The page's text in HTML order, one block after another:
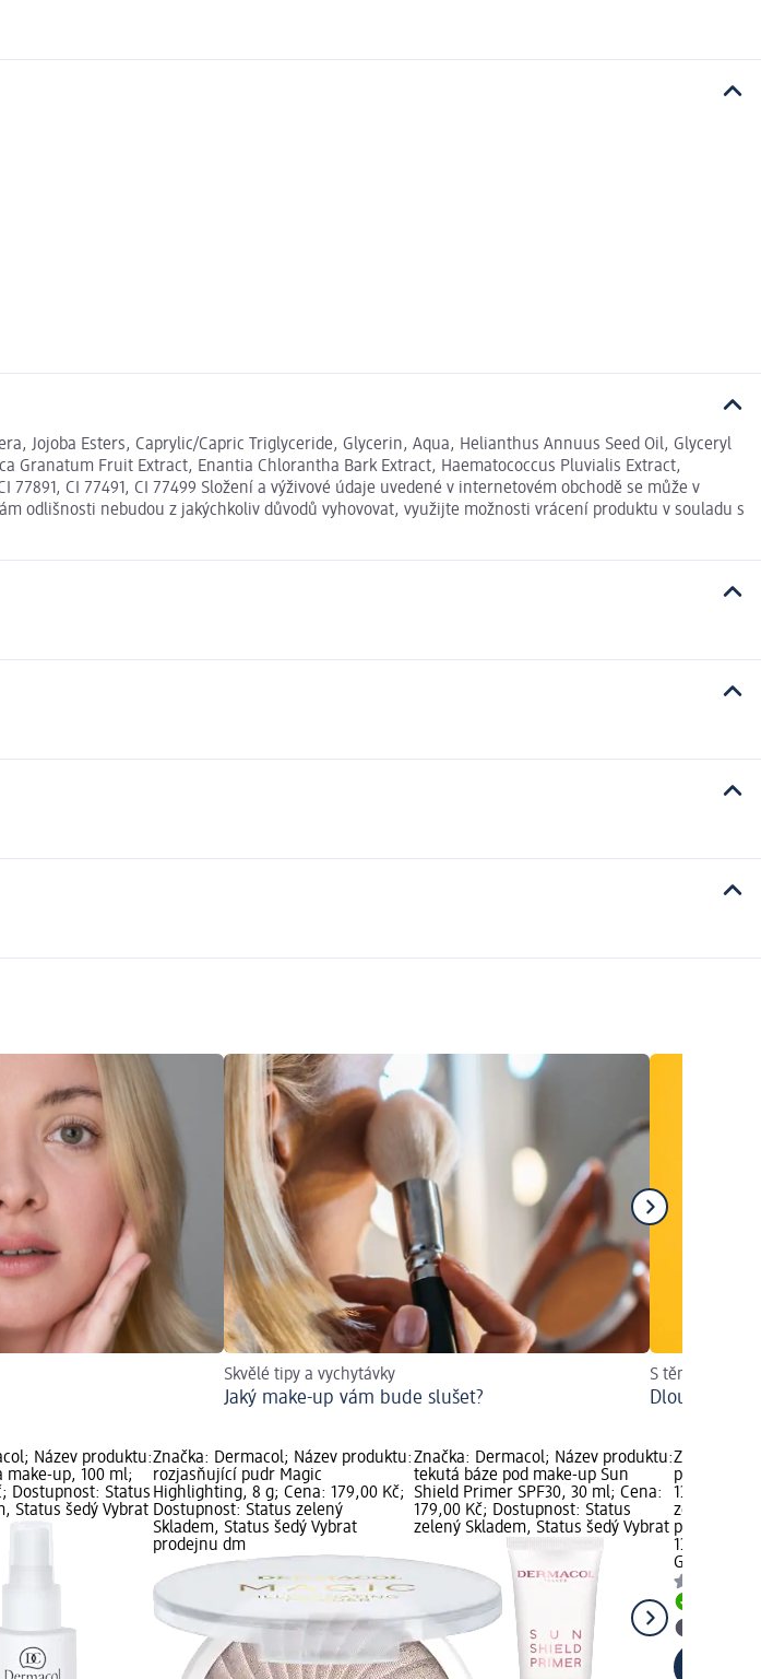
Jojoba Esters, Caprylic/Capric Triglyceride, Glycerin, Aqua, Helianthus Annuus Seed Oil, Glyceryl
Granatum Fruit Extract, Enantia Chlorantha Bark Extract, Haematococcus Pluvialis Extract,
CI 77491, CI 77499 Složení a výživové údaje uvedené v internetovém obchodě se může v
odlišnosti nebudou z jakýchkoliv důvodů vyhovovat, využijte možnosti vrácení produktu v souladu s
Skvělé tipy a vychytávky
Jaký make-up vám bude slušet?
S těmito triky
Název produktu:
make-up, 100 ml;
Dostupnost: Status
Status šedý Vybrat
Značka: Dermacol; Název produktu:
rozjasňující pudr Magic
Highlighting, 8 g; Cena: 179,00 Kč;
Dostupnost: Status zelený
Skladem, Status šedý Vybrat
prodejnu dm
Značka: Dermacol; Název produktu:
tekutá báze pod make-up Sun
Shield Primer SPF30, 30 ml; Cena:
179,00 Kč; Dostupnost: Status
zelený Skladem, Status šedý Vybrat
Značka:
produktu:
139,00 Kč;
zelený
prodejnu
139,00 Kč
GABRIELLA